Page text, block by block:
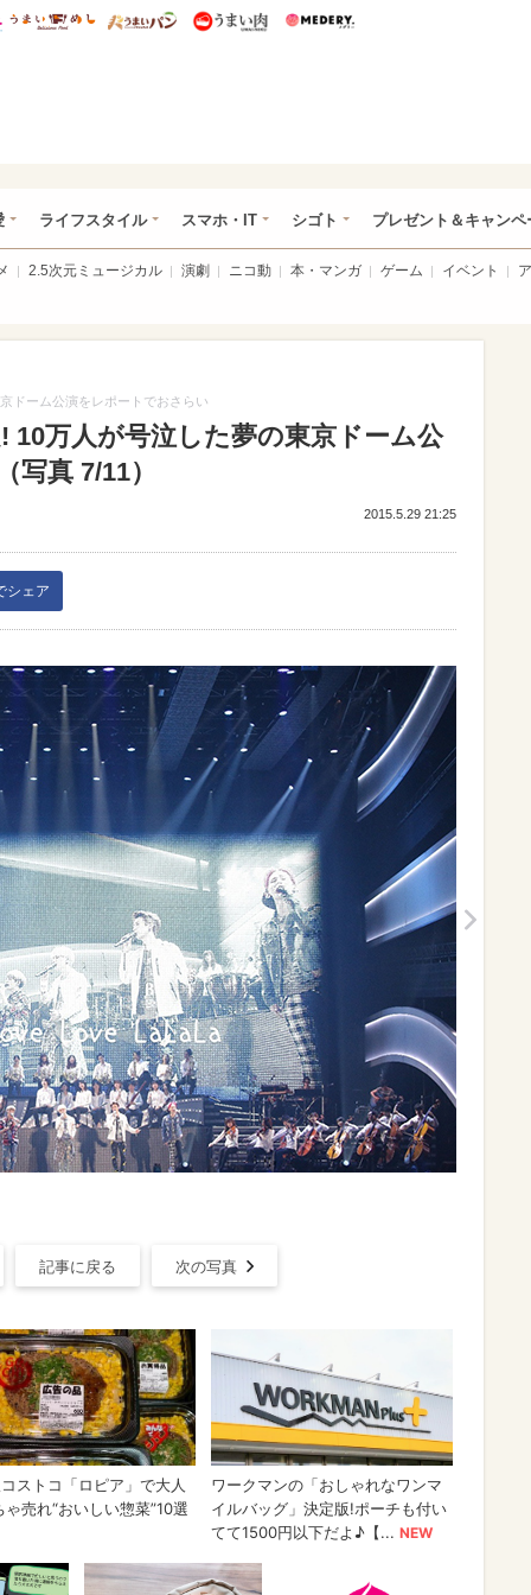
研 ディズニー特集
mimot. うまいめし うまいパン うまい肉
ライフスタイル スマホ・IT シゴト プレゼント＆キャンペ
2.5次元ミュージカル 演劇 ニコ動 本・マンガ ゲーム イベント
ドーム公演をレポートでおさらい
10万人が号泣した夢の東京ドーム公
真 7/11）
2015.5.29 21:25
シェア
記事に戻る 次の写真